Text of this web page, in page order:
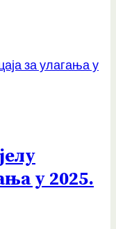
у 2025.